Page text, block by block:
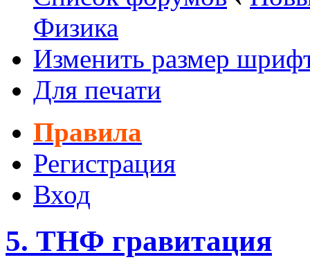
Физика
Изменить размер
Для печати
Правила
Регистрация
Вход
5. ТНФ гравитация